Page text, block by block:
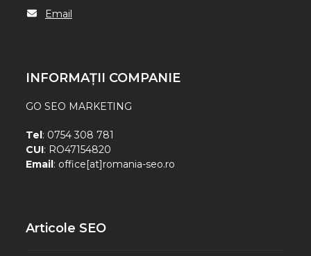
Email
INFORMAȚII COMPANIE
GO SEO MARKETING
Tel: 0754 308 781
CUI: RO47154820
Email: office[at]romania-seo.ro
Articole SEO